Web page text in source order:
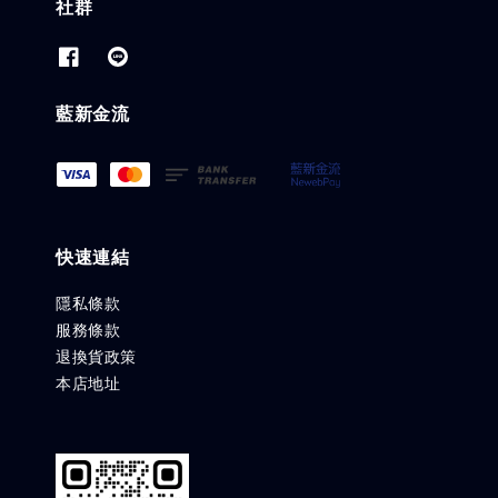
社群
藍新金流
快速連結
隱私條款
服務條款
退換貨政策
本店地址